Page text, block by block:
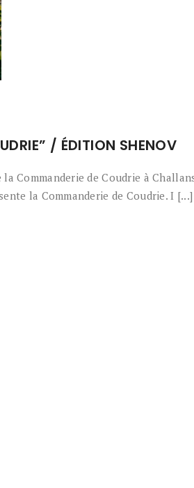
/ ÉDITION SHENOV
Commanderie de Coudrie à
la Commanderie de Coudrie. I [...]